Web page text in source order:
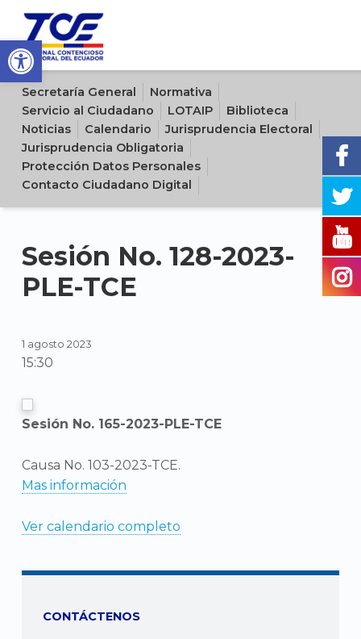
Open toolbar
Sitio oficial del Tribunal Contencioso Electoral del Ecuador
Secretaría General
Normativa
Servicio al Ciudadano
LOTAIP
Biblioteca
Noticias
Calendario
Jurisprudencia Electoral
Jurisprudencia Obligatoria
Protección Datos Personales
Contacto Ciudadano Digital
Sesión No. 128-2023-
PLE-TCE
1 agosto 2023
15:30
Sesión No. 165-2023-PLE-TCE
Causa No. 103-2023-TCE.
Mas información
Ver calendario completo
CONTÁCTENOS